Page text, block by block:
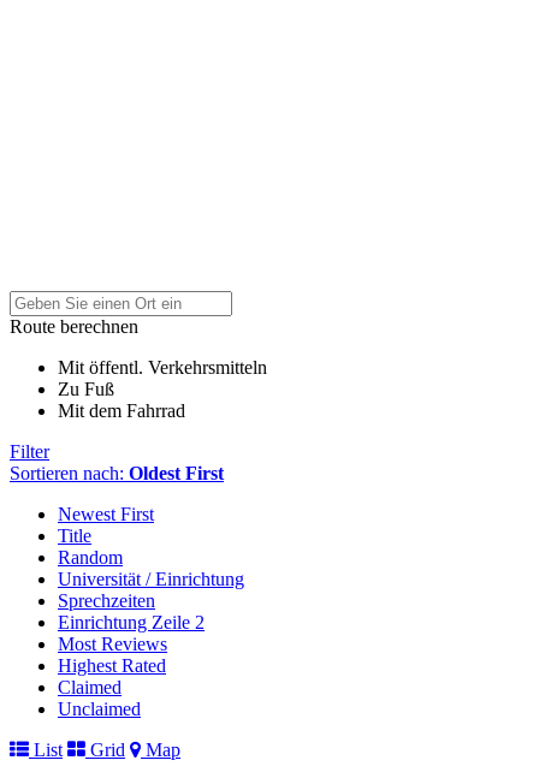
Route berechnen
Mit öffentl. Verkehrsmitteln
Zu Fuß
Mit dem Fahrrad
Filter
Sortieren nach: Oldest First
Newest First
Title
Random
Universität / Einrichtung
Sprechzeiten
Einrichtung Zeile 2
Most Reviews
Highest Rated
Claimed
Unclaimed
List
Grid Map